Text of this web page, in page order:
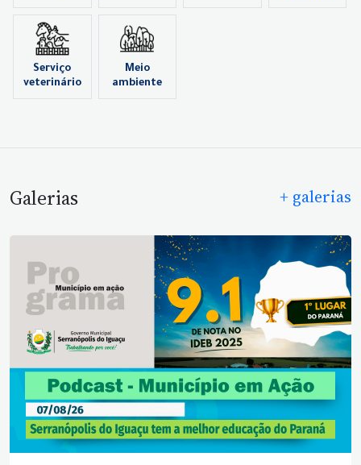
Serviço
veterinário
Meio
ambiente
Galerias + galerias